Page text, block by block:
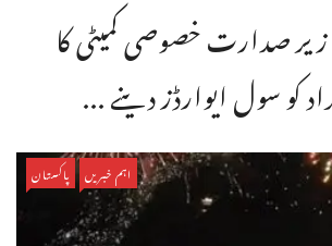
صدارت خصوصی کمیٹی کا
اہم خبریں پاکستان